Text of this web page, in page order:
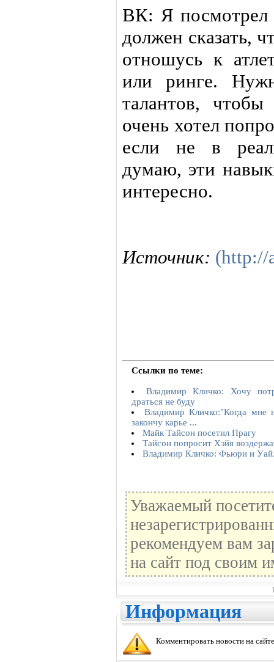
ВК: Я
должен сказать,
отношусь к
или ринге.
талантов,
очень хотел
если не в
думаю, эти
интересно.
Источник: (http://
Ссылки по теме:
Владимир Кличко: Хочу
драться не буду
Владимир Кличко:"Когда мне
закончу карье ...
Майк Тайсон посетил Прагу
Тайсон попросит Хэйя
Владимир Кличко: Фьюри и
Уважаемый
рекомендуем вам
на сайт под своим
Информация
Комментировать новости на